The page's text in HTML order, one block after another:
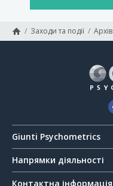
/ Заходи та події / Архів
Giunti Psychometrics
Напрямки діяльності
Контактна інформація